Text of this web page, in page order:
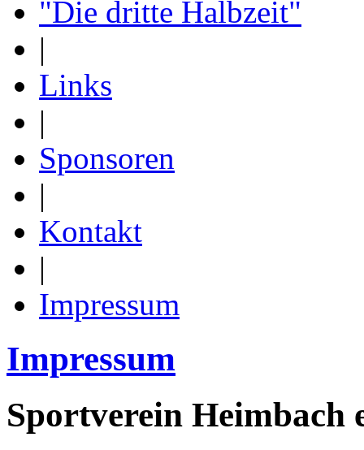
"Die dritte Halbzeit"
|
Links
|
Sponsoren
|
Kontakt
|
Impressum
Impressum
Sportverein Heimbach